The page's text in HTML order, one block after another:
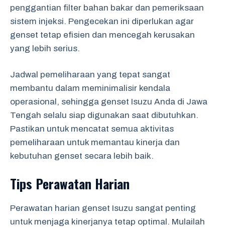
penggantian filter bahan bakar dan pemeriksaan
sistem injeksi. Pengecekan ini diperlukan agar
genset tetap efisien dan mencegah kerusakan
yang lebih serius.
Jadwal pemeliharaan yang tepat sangat
membantu dalam meminimalisir kendala
operasional, sehingga genset Isuzu Anda di Jawa
Tengah selalu siap digunakan saat dibutuhkan.
Pastikan untuk mencatat semua aktivitas
pemeliharaan untuk memantau kinerja dan
kebutuhan genset secara lebih baik.
Tips Perawatan Harian
Perawatan harian genset Isuzu sangat penting
untuk menjaga kinerjanya tetap optimal. Mulailah